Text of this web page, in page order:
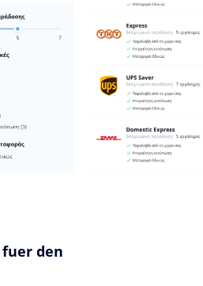
den